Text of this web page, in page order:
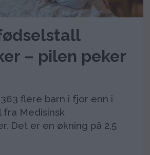
– pilen peker
flere barn i fjor enn i
fra Medisinsk
Det er en økning på 2,5